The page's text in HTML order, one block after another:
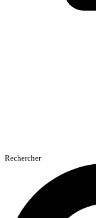
Rechercher